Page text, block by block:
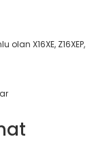
olan X16XE, Z16XEP,